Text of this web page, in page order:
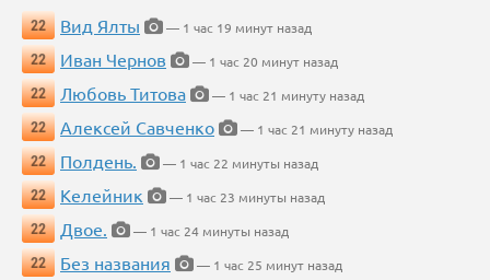
22 Вид Ялты
— 1 час 19 минут назад
22
Иван Чернов
— 1 час 20 минут назад
22
Любовь Титова
— 1 час 21 минуту назад
22
Алексей Савченко
— 1 час 21 минуту назад
22
Полдень.
— 1 час 22 минуты назад
22
Келейник
— 1 час 23 минуты назад
22
Двое.
— 1 час 24 минуты назад
22
Без названия
— 1 час 25 минут назад